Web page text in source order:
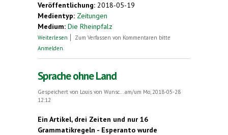
Veröffentlichung: 2018-05-19
Medientyp: Zeitungen
Medium: Die Rheinpfalz
Weiterlesen über Kleiner Schubs für Weltsprache Esperanto
Zum Verfassen von Kommentaren bitte
Anmelden
Sprache ohne Land
Gespeichert von Louis von Wunsc...
am/um Mo, 2018-05-28
12:12
Ein Artikel, drei Zeiten und nur 16
Grammatikregeln - Esperanto wurde